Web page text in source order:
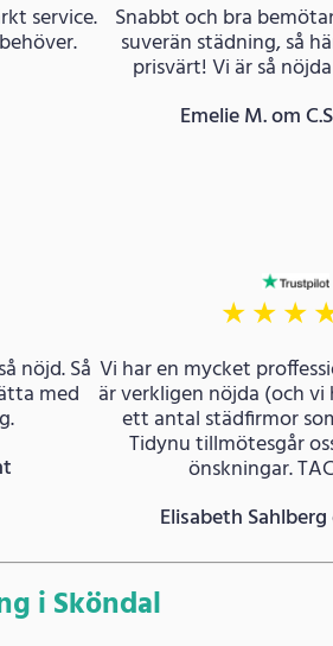
service. Snabbt och bra
suverän städning, så
prisvärt! Vi är så
Emelie M. om
nöjd. Så
med
★★★
Vi har en mycket
är verkligen nöjda (och
ett antal städfirmor
Tidynu tillmötesgår
önskningar.
Elisabeth
i Sköndal